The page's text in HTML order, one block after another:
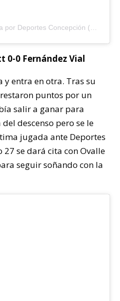
0-0 Fernández Vial
y entra en otra. Tras su
puntos por un
salir a ganar para
descenso pero se le
jugada ante Deportes
se dará cita con Ovalle
seguir soñando con la